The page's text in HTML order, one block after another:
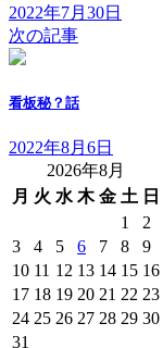
2022年7月30日
次の記事
看板秘？話
2022年8月6日
2026年8月
月 火 水 木 金 土 日
1
2
3
4 5 6 7 8
9
10 11 12 13 14 15 16
17 18 19 20 21 22 23
24 25 26 27 28 29 30
31